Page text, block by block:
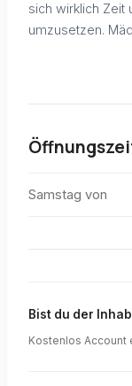
sich wirklich Zeit
umzusetzen.
Samstag von
Bist du der
Kostenlos Account